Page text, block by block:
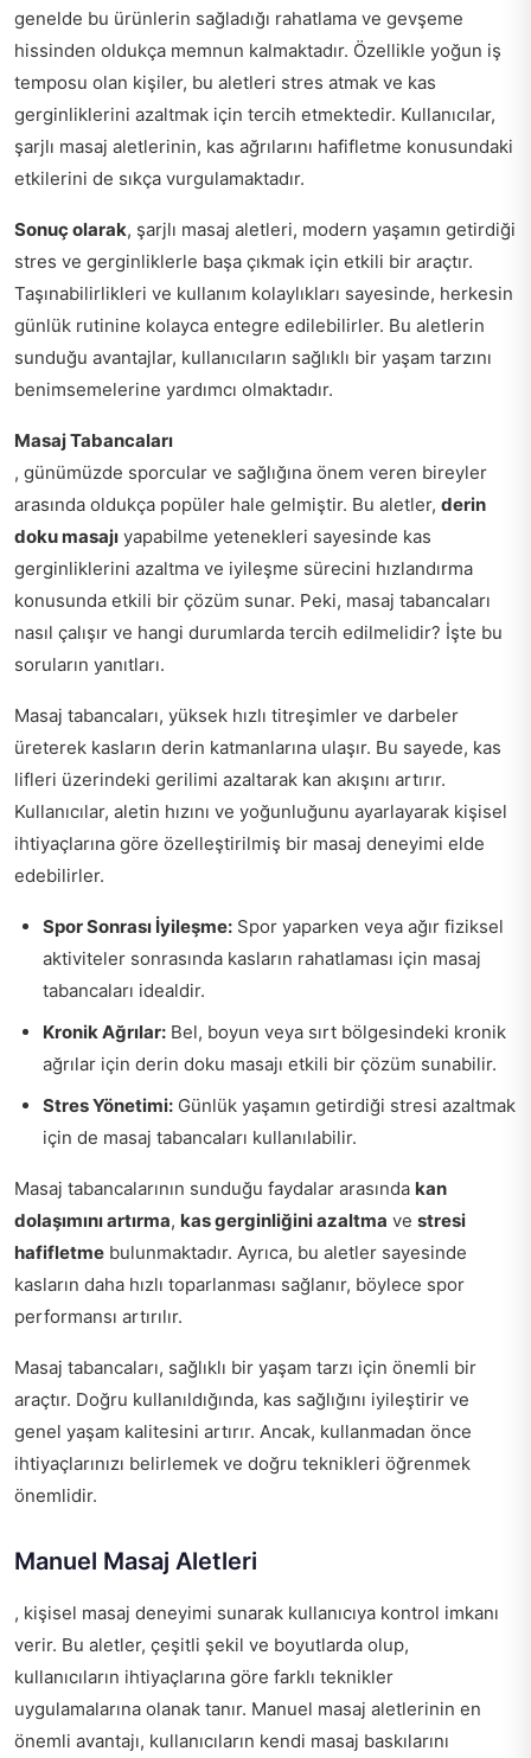
genelde bu ürünlerin sağladığı rahatlama ve gevşeme
hissinden oldukça memnun kalmaktadır. Özellikle yoğun iş
temposu olan kişiler, bu aletleri stres atmak ve kas
gerginliklerini azaltmak için tercih etmektedir. Kullanıcılar,
şarjlı masaj aletlerinin, kas ağrılarını hafifletme konusundaki
etkilerini de sıkça vurgulamaktadır.
Sonuç olarak, şarjlı masaj aletleri, modern yaşamın getirdiği
stres ve gerginliklerle başa çıkmak için etkili bir araçtır.
Taşınabilirlikleri ve kullanım kolaylıkları sayesinde, herkesin
günlük rutinine kolayca entegre edilebilirler. Bu aletlerin
sunduğu avantajlar, kullanıcıların sağlıklı bir yaşam tarzını
benimsemelerine yardımcı olmaktadır.
Masaj Tabancaları
, günümüzde sporcular ve sağlığına önem veren bireyler
arasında oldukça popüler hale gelmiştir. Bu aletler, derin
doku masajı yapabilme yetenekleri sayesinde kas
gerginliklerini azaltma ve iyileşme sürecini hızlandırma
konusunda etkili bir çözüm sunar. Peki, masaj tabancaları
nasıl çalışır ve hangi durumlarda tercih edilmelidir? İşte bu
soruların yanıtları.
Masaj tabancaları, yüksek hızlı titreşimler ve darbeler
üreterek kasların derin katmanlarına ulaşır. Bu sayede, kas
lifleri üzerindeki gerilimi azaltarak kan akışını artırır.
Kullanıcılar, aletin hızını ve yoğunluğunu ayarlayarak kişisel
ihtiyaçlarına göre özelleştirilmiş bir masaj deneyimi elde
edebilirler.
Spor Sonrası İyileşme: Spor yaparken veya ağır fiziksel
aktiviteler sonrasında kasların rahatlaması için masaj
tabancaları idealdir.
Kronik Ağrılar: Bel, boyun veya sırt bölgesindeki kronik
ağrılar için derin doku masajı etkili bir çözüm sunabilir.
Stres Yönetimi: Günlük yaşamın getirdiği stresi azaltmak
için de masaj tabancaları kullanılabilir.
Masaj tabancalarının sunduğu faydalar arasında kan
dolaşımını artırma, kas gerginliğini azaltma ve stresi
hafifletme bulunmaktadır. Ayrıca, bu aletler sayesinde
kasların daha hızlı toparlanması sağlanır, böylece spor
performansı artırılır.
Masaj tabancaları, sağlıklı bir yaşam tarzı için önemli bir
araçtır. Doğru kullanıldığında, kas sağlığını iyileştirir ve
genel yaşam kalitesini artırır. Ancak, kullanmadan önce
ihtiyaçlarınızı belirlemek ve doğru teknikleri öğrenmek
önemlidir.
Manuel Masaj Aletleri
, kişisel masaj deneyimi sunarak kullanıcıya kontrol imkanı
verir. Bu aletler, çeşitli şekil ve boyutlarda olup,
kullanıcıların ihtiyaçlarına göre farklı teknikler
uygulamalarına olanak tanır. Manuel masaj aletlerinin en
önemli avantajı, kullanıcıların kendi masaj baskılarını